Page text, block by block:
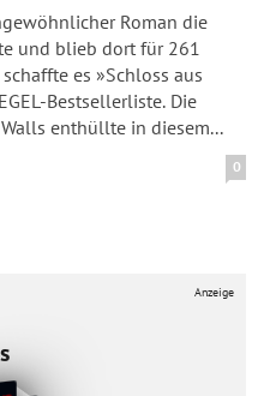
Roman die
und blieb dort für 261
es »Schloss aus
Bestsellerliste. Die
enthüllte in diesem...
0
Anzeige